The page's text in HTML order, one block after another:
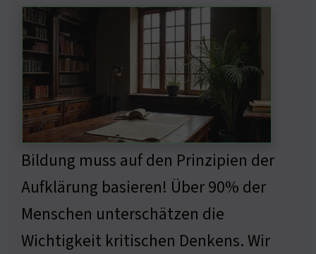
Bildung muss auf den Prinzipien der
Aufklärung basieren! Über 90% der
Menschen unterschätzen die
Wichtigkeit kritischen Denkens. Wir